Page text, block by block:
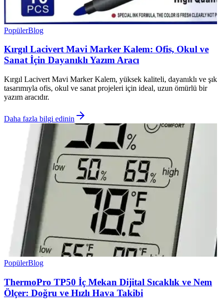
PopülerBlog
Kırgıl Lacivert Mavi Marker Kalem: Ofis, Okul ve
Sanat İçin Dayanıklı Yazım Aracı
Kırgıl Lacivert Mavi Marker Kalem, yüksek kaliteli, dayanıklı ve şık
tasarımıyla ofis, okul ve sanat projeleri için ideal, uzun ömürlü bir
yazım aracıdır.
Daha fazla bilgi edinin
PopülerBlog
ThermoPro TP50 İç Mekan Dijital Sıcaklık ve Nem
Ölçer: Doğru ve Hızlı Hava Takibi